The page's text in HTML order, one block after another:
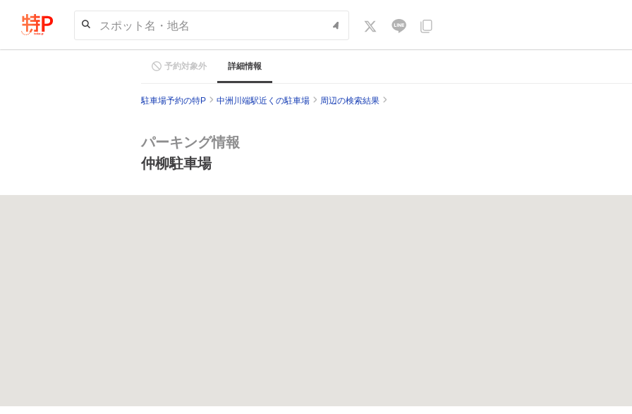
スポット名・地名
予約対象外 詳細情報
駐車場予約の特P 中洲川端駅近くの駐車場 周辺の検索結果
パーキング情報
仲柳駐車場